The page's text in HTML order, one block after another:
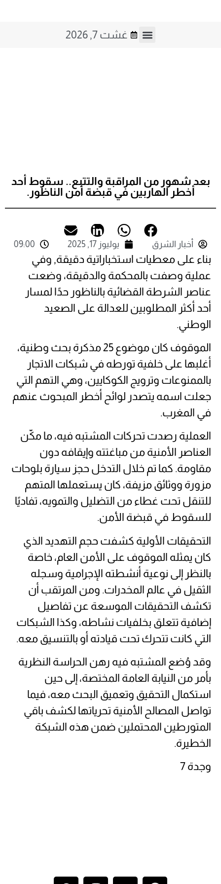
غشت 7, 2026
بعد شهور من المراقبة والتتبع.. سقوط أحد
أخطر الهاربين في قبضة أمن الناظور.
أخبار الشرق يوليوز 17, 2025 09:00
بناء على معطيات استخباراتية دقيقة, وفي
عملية وصفت بالمحكمة والدقيقة، وضعت
عناصر الشرطة القضائية بالناظور حدًا لمسار
أحد أكثر المطلوبين للعدالة على الصعيد
الوطني.
الموقوف كان موضوع 25 مذكرة بحث وطنية،
أغلبها على خلفية تورطه في شبكات الاتجار
بالممنوعات وترويج الكوكايين، وهي التهم التي
جعلت اسمه يتصدر لوائح أخطر المبحوث عنهم
في المغرب.
العملية رصدت تحركات المشتبه فيه، ما مكّن
العناصر الأمنية من مباغتته وإيقافه دون
مقاومة. كما تم خلال التدخل حجز سيارة بلوحات
مزورة ووثائق مزيفة، كان يستعملها المتهم
للتنقل تحت غطاء من التضليل والتمويه، تفاديًا
للسقوط في قبضة الأمن.
التحقيقات الأولية كشفت حجم التهديد الذي
كان يمثله الموقوف على الأمن العام، خاصة
بالنظر إلى نوعية أنشطته الإجرامية وسجله
الثقيل في عالم المخدرات. ومن المرتقب أن
تكشف التحقيقات الموسعة عن تفاصيل
إضافية تتعلق بخلفيات نشاطه، وكذا الشبكات
التي كانت تتحرك تحت قيادته أو بالتنسيق معه.
وقد وُضع المشتبه فيه رهن الحراسة النظرية
بأمر من النيابة العامة المختصة، إلى حين
استكمال التحقيق وتعميق البحث معه، فيما
تواصل المصالح الأمنية تحرياتها لكشف باقي
المتورطين المحتملين ضمن هذه الشبكة
الخطيرة.
وجدة 7